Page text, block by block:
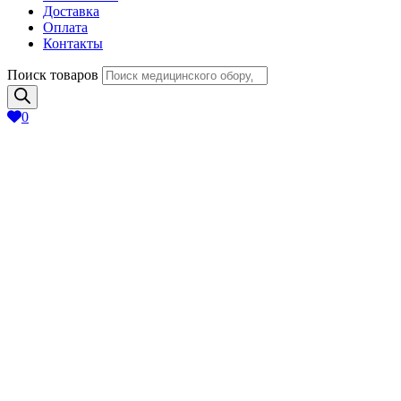
Доставка
Оплата
Контакты
Поиск товаров
0